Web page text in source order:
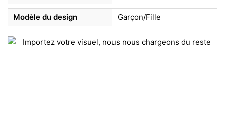
Modèle du design Garçon/Fille